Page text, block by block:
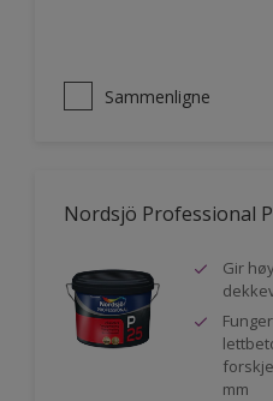
Sammenligne
Nordsjö Professional
Gir
mm